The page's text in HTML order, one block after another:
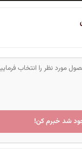
مورد نظر را انتخاب
شد خبرم کن!